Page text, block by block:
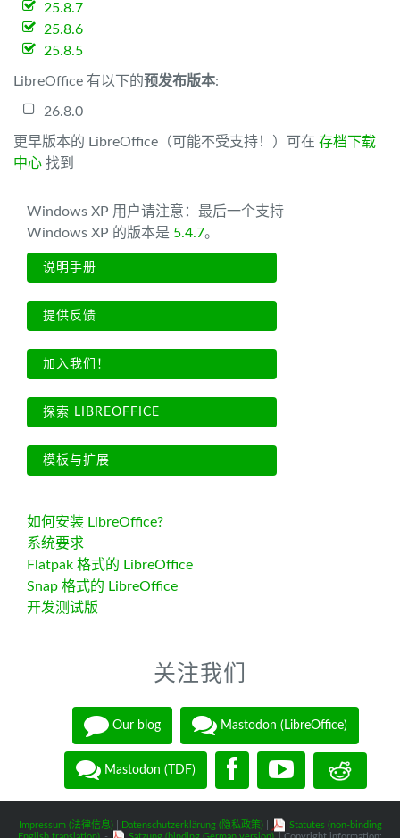
25.8.7
25.8.6
25.8.5
LibreOffice 有以下的预发布版本:
26.8.0
更早版本的 LibreOffice（可能不受支持！）可在 存档下载
中心 找到
Windows XP 用户请注意：最后一个支持
Windows XP 的版本是 5.4.7。
说明手册
提供反馈
加入我们！
探索 LIBREOFFICE
模板与扩展
如何安装 LibreOffice?
系统要求
Flatpak 格式的 LibreOffice
Snap 格式的 LibreOffice
开发测试版
关注我们
Our blog Mastodon (LibreOffice)
Mastodon (TDF)
Impressum (法律信息)| Datenschutzerklärung (隐私政策)|
Statutes (non-binding